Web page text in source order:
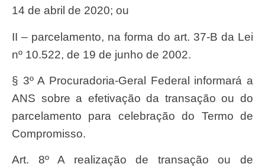
14 de abril de 2020; ou
II – parcelamento, na forma do art. 37-B da Lei
nº 10.522, de 19 de junho de 2002.
§ 3º A Procuradoria-Geral Federal informará a
ANS sobre a efetivação da transação ou do
parcelamento para celebração do Termo de
Compromisso.
Art. 8º A realização de transação ou de